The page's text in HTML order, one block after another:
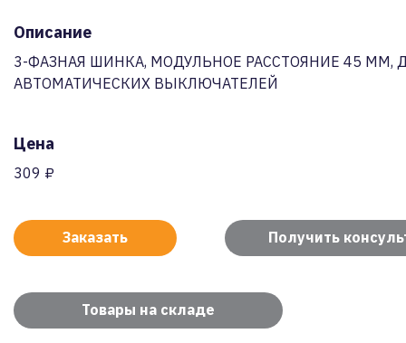
Описание
3-ФАЗНАЯ ШИНКА, МОДУЛЬНОЕ РАССТОЯНИЕ 45 MM,
АВТОМАТИЧЕСКИХ ВЫКЛЮЧАТЕЛЕЙ
Цена
309 ₽
Заказать Получить
Товары на складе